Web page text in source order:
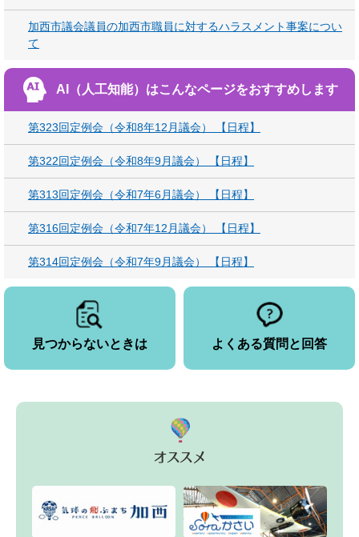
加西市議会議員の加西市職員に対するハラスメント事案につい
て
AI（人工知能）はこんなページをおすすめします
第323回定例会（令和8年12月議会） 【日程】
第322回定例会（令和8年9月議会） 【日程】
第313回定例会（令和7年6月議会） 【日程】
第316回定例会（令和7年12月議会） 【日程】
第314回定例会（令和7年9月議会） 【日程】
見つからないときは よくある質問と回答